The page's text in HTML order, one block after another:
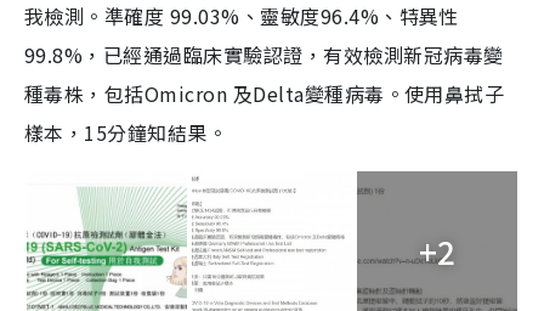
我檢測。準確度 99.03%、靈敏度96.4%、特異性
99.8%，已經通過臨床實驗認證，有效檢測新冠病毒變
種毒株，包括Omicron 及Delta變種病毒。使用鼻拭子
樣本，15分鐘知結果。
+2